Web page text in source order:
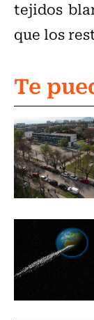
tejidos
que los
Te